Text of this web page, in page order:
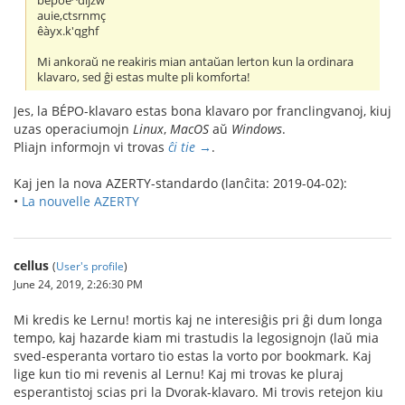
auie,ctsrnmç
êàyx.k'qghf
Mi ankoraŭ ne reakiris mian antaŭan lerton kun la ordinara
klavaro, sed ĝi estas multe pli komforta!
Jes, la BÉPO-klavaro estas bona klavaro por franclingvanoj, kiuj
uzas operaciumojn Linux, MacOS aŭ Windows.
Pliajn informojn vi trovas ĉi tie → .
Kaj jen la nova AZERTY-standardo (lanĉita: 2019-04-02):
• La nouvelle AZERTY
cellus (User's profile)
June 24, 2019, 2:26:30 PM
Mi kredis ke Lernu! mortis kaj ne interesiĝis pri ĝi dum longa
tempo, kaj hazarde kiam mi trastudis la legosignojn (laŭ mia
sved-esperanta vortaro tio estas la vorto por bookmark. Kaj
lige kun tio mi revenis al Lernu! Kaj mi trovas ke pluraj
esperantistoj scias pri la Dvorak-klavaro. Mi trovis retejon kiu